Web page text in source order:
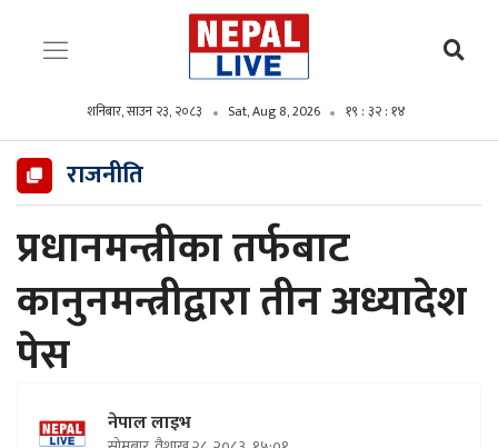
शनिबार, साउन २३, २०८३ Sat, Aug 8, 2026 १९ : ३२ : १५
राजनीति
प्रधानमन्त्रीका तर्फबाट
कानुनमन्त्रीद्वारा तीन अध्यादेश
पेस
नेपाल लाइभ